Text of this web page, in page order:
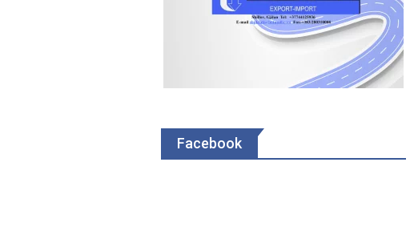
Facebook